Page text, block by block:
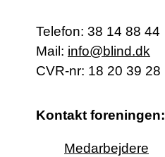
Telefon: 38 14 88 44
Mail: info@blind.dk
CVR-nr: 18 20 39 28
Kontakt foreningen:
Medarbejdere